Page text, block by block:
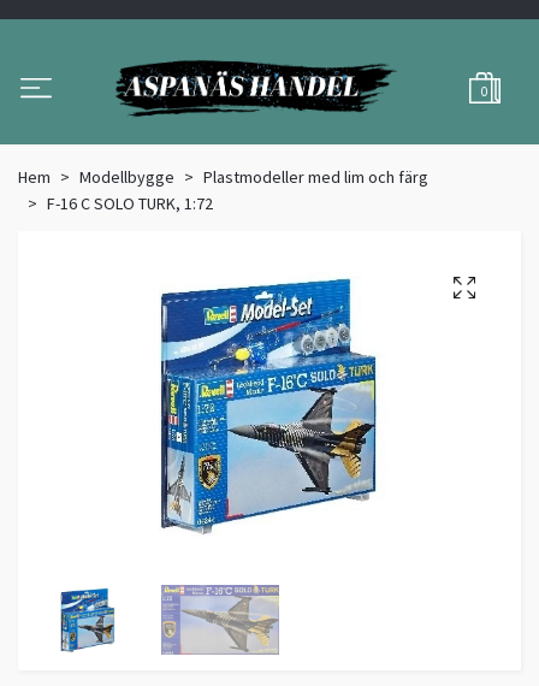
0
Hem Modellbygge
Plastmodeller med lim och färg
F-16 C SOLO TURK, 1:72